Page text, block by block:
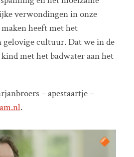
verwondingen in onze
heeft met het
cultuur. Dat we in de
met het badwater aan het
– apestaartje –
.